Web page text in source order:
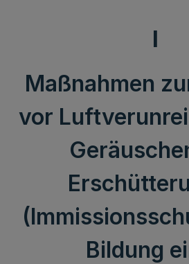
I
Maßnahmen
vor
Bildung